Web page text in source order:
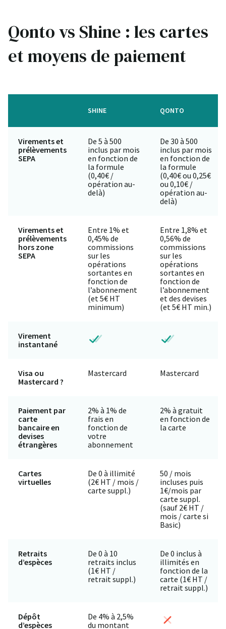
Qonto vs Shine : les cartes
et moyens de paiement
SHINE QONTO
Virements et
prélèvements
SEPA
De 5 à 500
inclus par mois
en fonction de
la formule
(0,40€ /
opération au-
delà)
De 30 à 500
inclus par mois
en fonction de
la formule
(0,40€ ou 0,25€
ou 0,10€ /
opération au-
delà)
Virements et
prélèvements
hors zone
SEPA
Entre 1% et
0,45% de
commissions
sur les
opérations
sortantes en
fonction de
l’abonnement
(et 5€ HT
minimum)
Entre 1,8% et
0,56% de
commissions
sur les
opérations
sortantes en
fonction de
l’abonnement
et des devises
(et 5€ HT min.)
Virement
instantané
Visa ou
Mastercard ?
Mastercard Mastercard
Paiement par
carte
bancaire en
devises
étrangères
2% à 1% de
frais en
fonction de
votre
abonnement
2% à gratuit
en fonction de
la carte
Cartes
virtuelles
De 0 à illimité
(2€ HT / mois /
carte suppl.)
50 / mois
incluses puis
1€/mois par
carte suppl.
(sauf 2€ HT /
mois / carte si
Basic)
Retraits
d’espèces
De 0 à 10
retraits inclus
(1€ HT /
retrait suppl.)
De 0 inclus à
illimités en
fonction de la
carte (1€ HT /
retrait suppl.)
Dépôt
d’espèces
De 4% à 2,5%
du montant